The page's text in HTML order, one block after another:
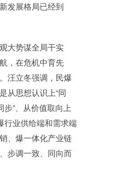
发展格局已经到
大势谋全局干实
，在危机中育先
汪立冬强调，民爆
从思想认识上“同
步”、从价值取向上
行业供给端和需求端
、爆一体化产业链
步调一致、同向而